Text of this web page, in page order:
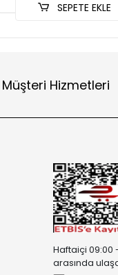
SEPETE EKLE
Müşteri Hizmetleri
Haftaiçi 09:00
arasında